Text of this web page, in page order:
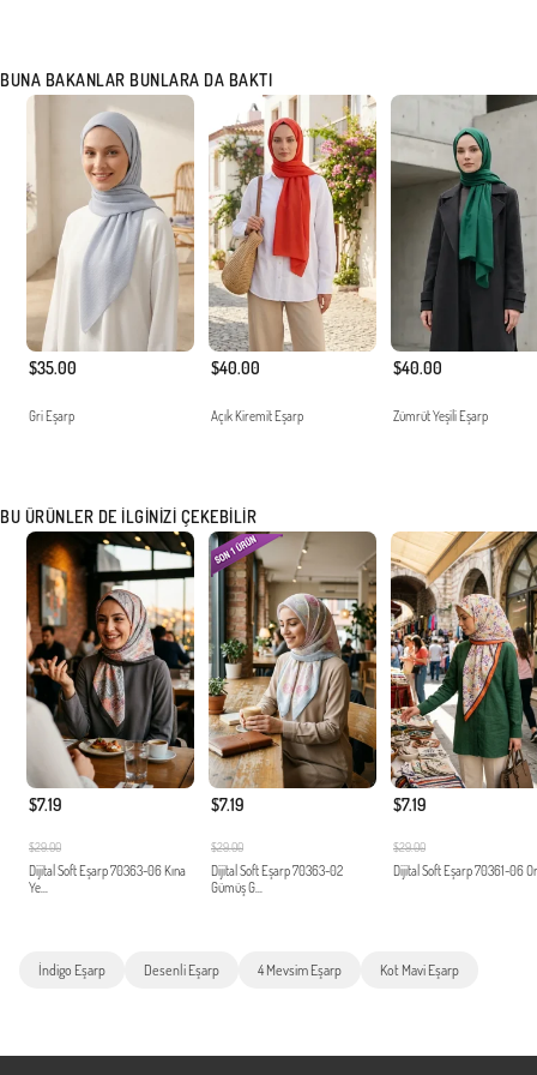
BUNA BAKANLAR BUNLARA DA BAKTI
$35.00
Gri Eşarp
$40.00
Açık Kiremit Eşarp
$40.00
Zümrüt Yeşili Eşarp
BU ÜRÜNLER DE İLGINIZI ÇEKEBILIR
$7.19
$29.00
Dijital Soft Eşarp 70363-06 Kına
Ye...
$7.19
$29.00
Dijital Soft Eşarp 70363-02
Gümüş G...
$7.19
$29.00
Dijital Soft Eşarp 70361-06
İndigo Eşarp Desenli Eşarp 4 Mevsim Eşarp Kot Mavi Eşarp